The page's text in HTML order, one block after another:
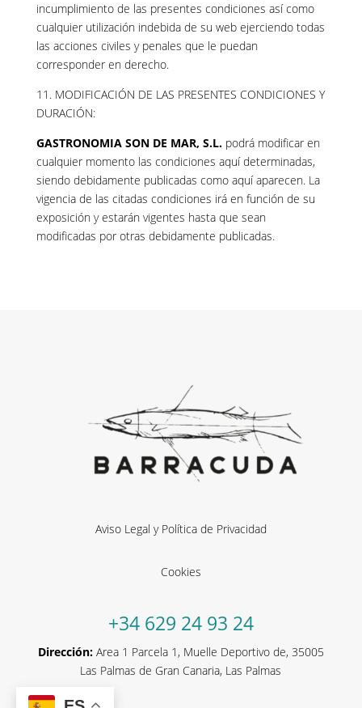
incumplimiento de las presentes condiciones así como
cualquier utilización indebida de su web ejerciendo todas
las acciones civiles y penales que le puedan
corresponder en derecho.
11. MODIFICACIÓN DE LAS PRESENTES CONDICIONES Y
DURACIÓN:
GASTRONOMIA SON DE MAR, S.L. podrá modificar en
cualquier momento las condiciones aquí determinadas,
siendo debidamente publicadas como aquí aparecen. La
vigencia de las citadas condiciones irá en función de su
exposición y estarán vigentes hasta que sean
modificadas por otras debidamente publicadas.
Aviso Legal y Política de Privacidad
Cookies
+34 629 24 93 24
Dirección:Area 1 Parcela 1, Muelle Deportivo de, 35005
Las Palmas de Gran Canaria, Las Palmas